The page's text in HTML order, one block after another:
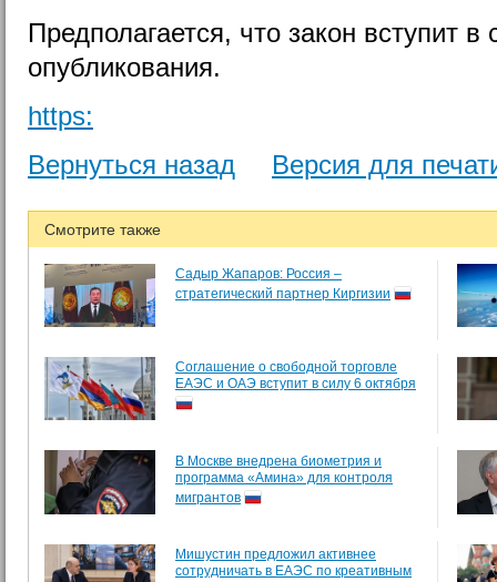
Предполагается, что закон вступит
опубликования.
https:
Вернуться назад
Версия для
Смотрите также
Садыр Жапаров: Россия –
стратегический партнер Киргизии
Соглашение о свободной торговле
ЕАЭС и ОАЭ вступит в силу 6 октября
В Москве внедрена биометрия и
программа «Амина» для контроля
мигрантов
Мишустин предложил активнее
сотрудничать в ЕАЭС по креативным